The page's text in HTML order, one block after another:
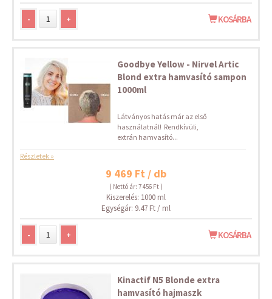
- + KOSÁRBA
Goodbye Yellow - Nirvel Artic
Blond extra hamvasító sampon
1000ml
Látványos hatás már az első
használatnál! Rendkívüli,
extrán hamvasító...
Részletek »
9 469 Ft / db
( Nettó ár: 7 456 Ft )
Kiszerelés: 1000 ml
Egységár: 9.47 Ft / ml
- + KOSÁRBA
Kinactif N5 Blonde extra
hamvasító hajmaszk